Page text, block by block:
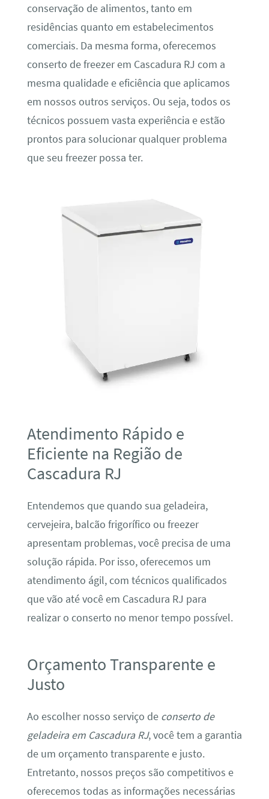
conservação de alimentos, tanto em
residências quanto em estabelecimentos
comerciais. Da mesma forma, oferecemos
conserto de freezer em Cascadura RJ com a
mesma qualidade e eficiência que aplicamos
em nossos outros serviços. Ou seja, todos os
técnicos possuem vasta experiência e estão
prontos para solucionar qualquer problema
que seu freezer possa ter.
Atendimento Rápido e
Eficiente na Região de
Cascadura RJ
Entendemos que quando sua geladeira,
cervejeira, balcão frigorífico ou freezer
apresentam problemas, você precisa de uma
solução rápida. Por isso, oferecemos um
atendimento ágil, com técnicos qualificados
que vão até você em Cascadura RJ para
realizar o conserto no menor tempo possível.
Orçamento Transparente e
Justo
Ao escolher nosso serviço de conserto de
geladeira em Cascadura RJ, você tem a garantia
de um orçamento transparente e justo.
Entretanto, nossos preços são competitivos e
oferecemos todas as informações necessárias